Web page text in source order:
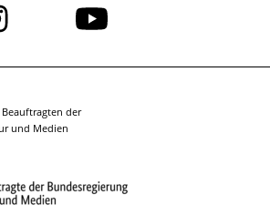
Folge
auf
der
und Medien